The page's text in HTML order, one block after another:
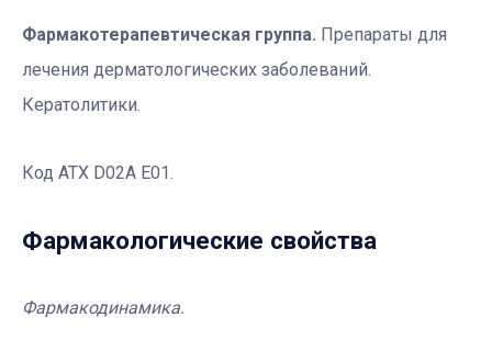
Фармакотерапевтическая группа. Препараты для
лечения дерматологических заболеваний.
Кератолитики.
Код ATХ D02A E01.
Фармакологические свойства
Фармакодинамика.